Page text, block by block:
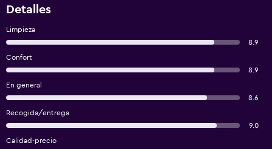
Detalles
Limpieza
8.9
Confort
8.9
En general
8.6
Recogida/entrega
9.0
Calidad-precio